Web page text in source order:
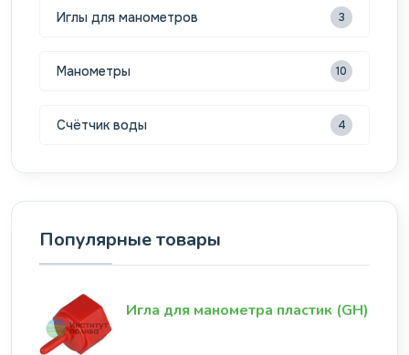
Иглы для манометров 3
Манометры 10
Счётчик воды 4
Популярные товары
Игла для манометра пластик (GH)